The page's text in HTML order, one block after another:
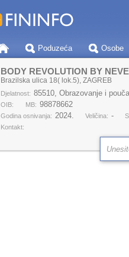
Poduzeća Osobe
BODY REVOLUTION BY
Brazilska ulica 18( lok.5), ZAGREB
Djelatnost: 85510, Obrazovanje i
OIB: MB: 98878662
Godina osnivanja: 2024. Veličina: -
Kontakt: